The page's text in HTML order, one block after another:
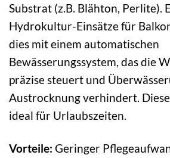
Substrat (z.B. Blähton, Perlite).
Hydrokultur-Einsätze für
dies mit einem automatischen
Bewässerungssystem, das die
präzise steuert und
Austrocknung verhindert.
ideal für Urlaubszeiten.
Vorteile: Geringer